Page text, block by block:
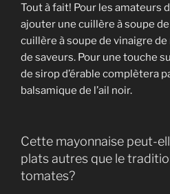
Tout à fait! Pour les amateurs
ajouter une cuillère à soupe
cuillère à soupe de vinaigre
de saveurs. Pour une touche
de sirop d’érable complètera
balsamique de l’ail noir.
Cette mayonnaise peut-
plats autres que le
tomates?